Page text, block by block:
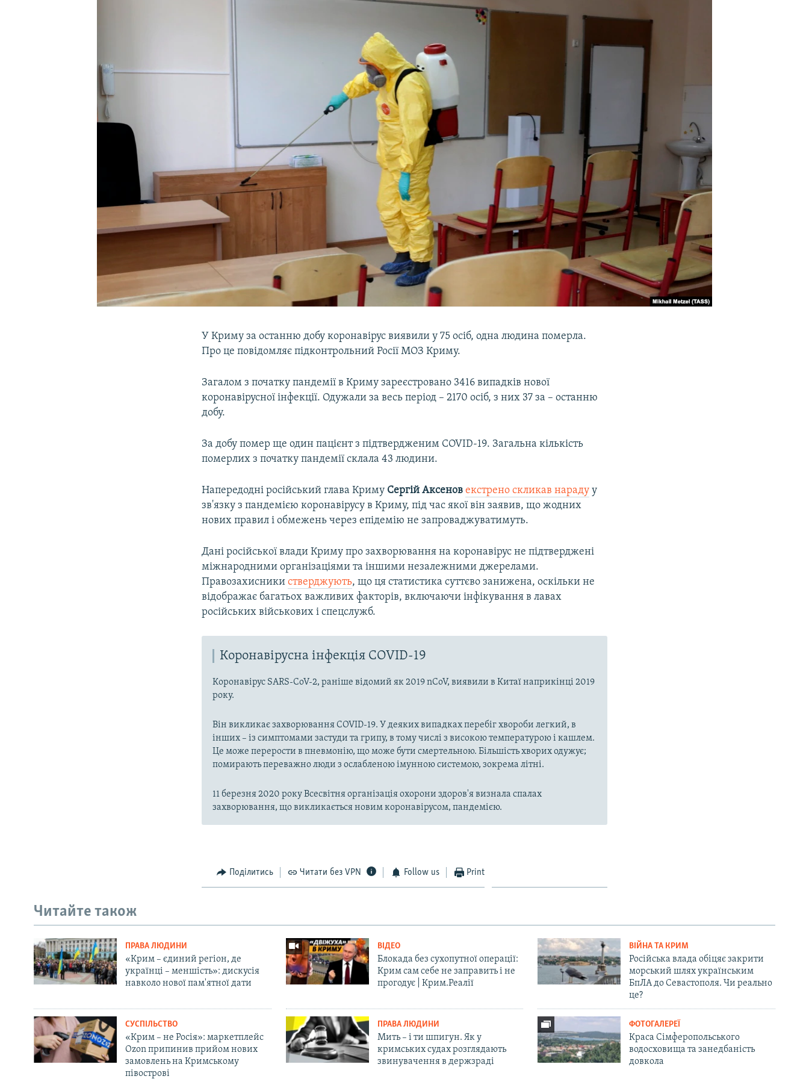
У Криму за останню добу коронавірус виявили у 75 осіб, одна людина померла.
Про це повідомляє підконтрольний Росії МОЗ Криму.
Загалом з початку пандемії в Криму зареєстровано 3416 випадків нової
коронавірусної інфекції. Одужали за весь період – 2170 осіб, з них 37 за – останню
добу.
За добу помер ще один пацієнт з підтвердженим COVID-19. Загальна кількість
померлих з початку пандемії склала 43 людини.
Напередодні російський глава Криму Сергій Аксенов екстрено скликав нараду у
зв'язку з пандемією коронавірусу в Криму, під час якої він заявив, що жодних
нових правил і обмежень через епідемію не запроваджуватимуть.
Дані російської влади Криму про захворювання на коронавірус не підтверджені
міжнародними організаціями та іншими незалежними джерелами.
Правозахисникистверджують, що ця статистика суттєво занижена, оскільки не
відображає багатьох важливих факторів, включаючи інфікування в лавах
російських військових і спецслужб.
Коронавірусна інфекція COVID-19
Коронавірус SARS-CoV-2, раніше відомий як 2019 nCoV, виявили в Китаї наприкінці 2019
року.
Він викликає захворювання COVID-19. У деяких випадках перебіг хвороби легкий, в
інших – із симптомами застуди та грипу, в тому числі з високою температурою і кашлем.
Це може перерости в пневмонію, що може бути смертельною. Більшість хворих одужує;
помирають переважно люди з ослабленою імунною системою, зокрема літні.
11 березня 2020 року Всесвітня організація охорони здоров'я визнала спалах
захворювання, що викликається новим коронавірусом, пандемією.
Поділитись Читати без VPN Follow us Print
Читайте також
ПРАВА ЛЮДИНИ
«Крим – єдиний регіон, де
українці – меншість»: дискусія
навколо нової пам'ятної дати
ВІДЕО
Блокада без сухопутної операції:
Крим сам себе не заправить і не
прогодує | Крим.Реалії
ВІЙНА ТА КРИМ
Російська влада обіцяє закрити
морський шлях українським
БпЛА до Севастополя. Чи реально
це?
СУСПІЛЬСТВО
«Крим – не Росія»: маркетплейс
Ozon припинив прийом нових
замовлень на Кримському
півострові
ПРАВА ЛЮДИНИ
Мить – і ти шпигун. Як у
кримських судах розглядають
звинувачення в держзраді
ФОТОГАЛЕРЕЇ
Краса Сімферопольського
водосховища та занедбаність
довкола